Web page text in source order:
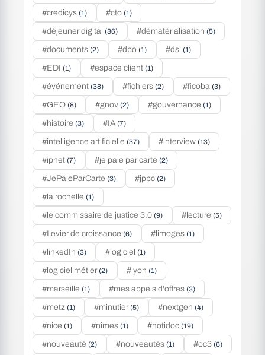
#credicys (1) #cto (1)
#déjeuner digital (36) #dématérialisation (5)
#documents (2) #dpo (1) #dsi (1)
#EDI (1) #espace client (1)
#événement (38) #fichiers (2) #ficoba (3)
#GEO (8) #gnov (2) #gouvernance (1)
#histoire (3) #IA (7)
#intelligence artificielle (37) #interview (13)
#ipnet (7) #je paie par carte (2)
#JePaieParCarte (3) #jppc (2)
#la rochelle (1)
#le commissaire de justice 3.0 (9) #lecture (5)
#Levier de croissance (6) #limoges (1)
#linkedIn (3) #logiciel (1)
#logiciel métier (2) #lyon (1)
#marseille (1) #mes appels d'offres (3)
#metz (1) #minutier (5) #nextgen (4)
#nice (1) #nîmes (1) #notidoc (19)
#nouveauté (2) #nouveautés (1) #oc3 (6)